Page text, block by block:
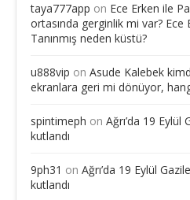
taya777app on Ece Erken ile
ortasında gerginlik mi var? Ece
Tanınmış neden küstü?
u888vip on Asude Kalebek
ekranlara geri mi dönüyor,
spintimeph on Ağrı’da 19
kutlandı
9ph31 on Ağrı’da 19 Eylül
kutlandı